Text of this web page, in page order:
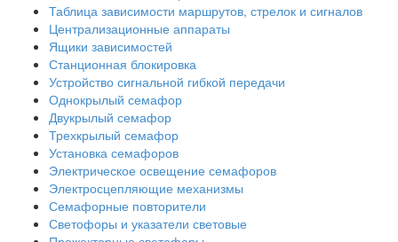
Таблица зависимости маршрутов, стрелок и сигналов
Централизационные аппараты
Ящики зависимостей
Станционная блокировка
Устройство сигнальной гибкой передачи
Однокрылый семафор
Двукрылый семафор
Трехкрылый семафор
Установка семафоров
Электрическое освещение семафоров
Электросцепляющие механизмы
Семафорные повторители
Светофоры и указатели световые